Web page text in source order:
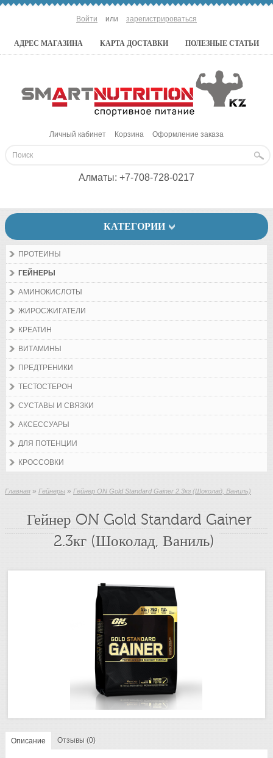
Войти или зарегистрироваться
АДРЕС МАГАЗИНА КАРТА ДОСТАВКИ ПОЛЕЗНЫЕ СТАТЬИ
Личный кабинет Корзина Оформление заказа
Алматы: +7-708-728-0217
КАТЕГОРИИ
ПРОТЕИНЫ
ГЕЙНЕРЫ
АМИНОКИСЛОТЫ
ЖИРОСЖИГАТЕЛИ
КРЕАТИН
ВИТАМИНЫ
ПРЕДТРЕНИКИ
ТЕСТОСТЕРОН
СУСТАВЫ И СВЯЗКИ
АКСЕССУАРЫ
ДЛЯ ПОТЕНЦИИ
КРОССОВКИ
Главная » Гейнеры » Гейнер ON Gold Standard Gainer 2.3кг (Шоколад, Ваниль)
Гейнер ON Gold Standard Gainer
2.3кг (Шоколад, Ваниль)
Описание Отзывы (0)